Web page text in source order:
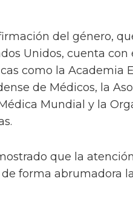
del género,
Unidos, cuenta con
como la Academia
de Médicos, la
Mundial y la
que la
forma abrumadora